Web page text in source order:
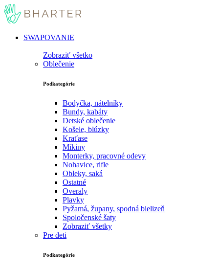
SWAPOVANIE
Zobraziť všetko
Oblečenie
Podkategórie
Bodyčka, nátelníky
Bundy, kabáty
Detské oblečenie
Košele, blúzky
Kraťase
Mikiny
Monterky, pracovné odevy
Nohavice, rifle
Obleky, saká
Ostatné
Overaly
Plavky
Pyžamá, župany, spodná bielizeň
Spoločenské šaty
Zobraziť všetky
Pre deti
Podkategórie